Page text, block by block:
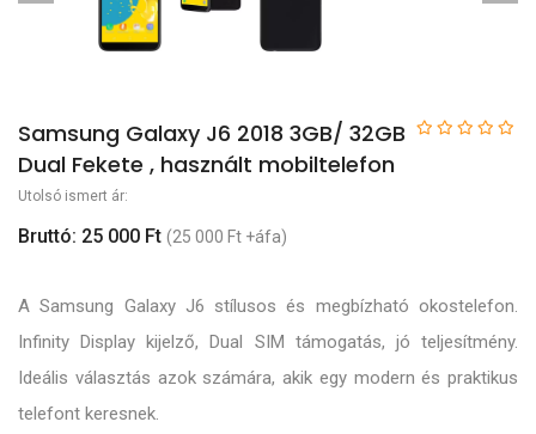
Samsung Galaxy J6 2018 3GB/ 32GB
Dual Fekete , használt mobiltelefon
Utolsó ismert ár:
Bruttó: 25 000 Ft (25 000 Ft +áfa)
A Samsung Galaxy J6 stílusos és megbízható okostelefon.
Infinity Display kijelző, Dual SIM támogatás, jó teljesítmény.
Ideális választás azok számára, akik egy modern és praktikus
telefont keresnek.